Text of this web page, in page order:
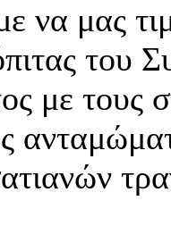
να μας
του
με